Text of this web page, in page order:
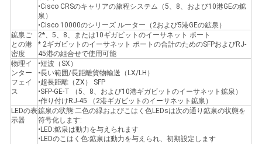
バ
シ
ー
ポ
リ
•Cisco CRSのキャリアの旅程システム（5、8、および10港GEの鉱
泉）
•Cisco 10000のシリーズ ルーター（2および5港GEの鉱泉）
鉱泉ご
との港
密度
2*、5、8、または10ギガビットのイーサネット ポート
* 2ギガビットのイーサネット ポートの合計のためのSFPおよびRJ-
45港の組合せで使用可能
物理イ
ンター
フェイ
ス
•短波（SX）
•長い範囲/長距離貨物輸送（LX/LH）
•超長距離（ZX） SFP
•SFP-GE-T （5、8、および10港ギガビットのイーサネット鉱泉）
•作り付けRJ-45 （2港ギガビットのイーサネット鉱泉）
LEDの表
示器
鉱泉の状態:二色の緑およびこはく色LEDsは次の通り鉱泉の状態を
符号化します:
•LED:鉱泉は動力を与えられます
•LEDのこはく色:鉱泉は動力を与えられ、初期設定します